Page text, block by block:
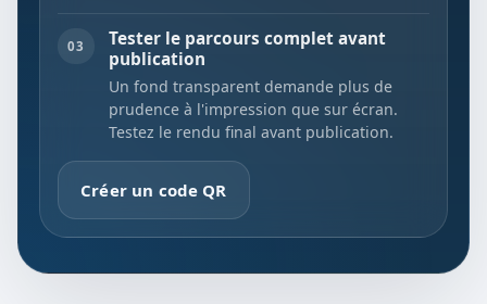
03
Tester le parcours complet avant
publication
Un fond transparent demande plus de
prudence à l'impression que sur écran.
Testez le rendu final avant publication.
Créer un code QR